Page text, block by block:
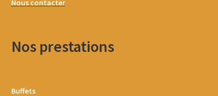
Nous contacter
Nos prestations
Buffets